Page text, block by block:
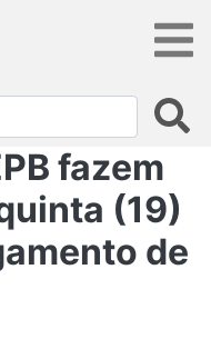
fazem
(19)
de